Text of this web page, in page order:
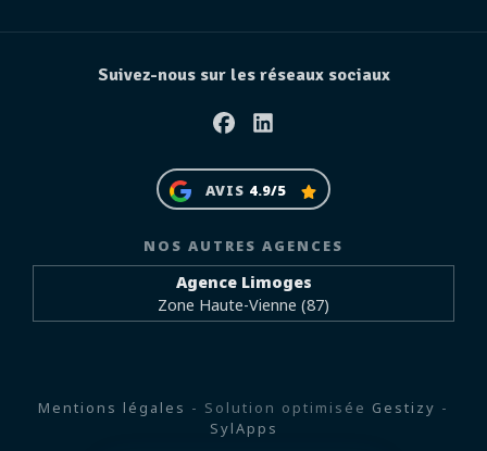
Suivez-nous sur les réseaux sociaux
FacebookLinkedin
AVIS 4.9/5
NOS AUTRES AGENCES
Agence Limoges
Zone Haute-Vienne (87)
Mentions légales - Solution optimisée Gestizy -
SylApps